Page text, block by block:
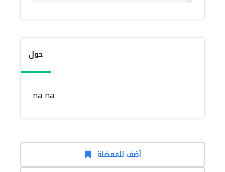
حول
na na
أضف للمفضلة